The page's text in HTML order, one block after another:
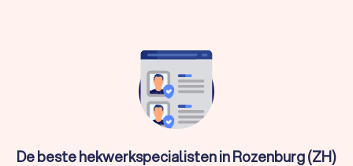
Rozenburg (ZH) heeft jarenlange ervaring in het plaatsen
en onderhouden van hekwerken. Deze vakman weet
precies welke materialen en technieken het beste
gebruikt kunnen worden voor jouw situatie.
Een goede hekwerkspecialist in Rozenburg
Hierdoor ben je verzekerd van een hekwerk dat jarenlang
De beste hekwerkspecialisten in Rozenburg (ZH)